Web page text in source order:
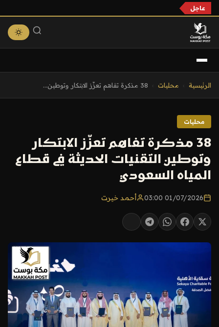
عاجل
الرئيسية محليات 38 مذكرة تفاهم تعزّز الابتكار وتوطين...
محليات
38 مذكرة تفاهم تعزّز الابتكار
وتوطين التقنيات الحديثة في قطاع
المياه السعودي
01/07/2026 03:00 أحمد خيرت